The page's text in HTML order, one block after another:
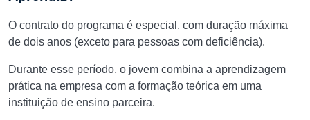
O contrato do programa é especial, com duração máxima
de dois anos (exceto para pessoas com deficiência).
Durante esse período, o jovem combina a aprendizagem
prática na empresa com a formação teórica em uma
instituição de ensino parceira.